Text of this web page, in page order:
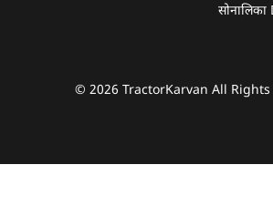
© 2026 TractorKarvan All Rights